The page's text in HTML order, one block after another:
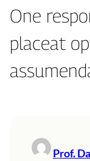
One
placeat
Prof.